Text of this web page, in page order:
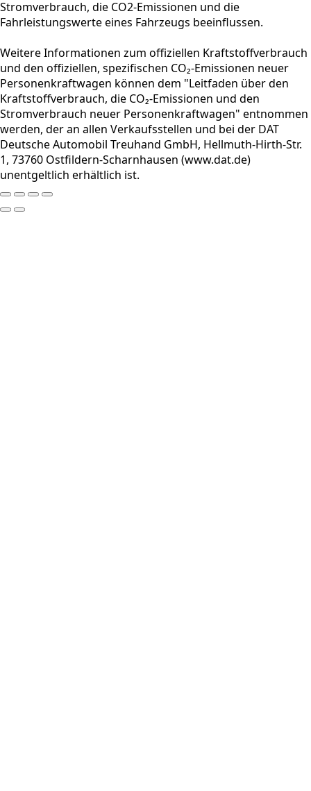
Stromverbrauch, die CO2-Emissionen und die
Fahrleistungswerte eines Fahrzeugs beeinflussen.
Weitere Informationen zum offiziellen Kraftstoffverbrauch
und den offiziellen, spezifischen CO₂-Emissionen neuer
Personenkraftwagen können dem "Leitfaden über den
Kraftstoffverbrauch, die CO₂-Emissionen und den
Stromverbrauch neuer Personenkraftwagen" entnommen
werden, der an allen Verkaufsstellen und bei der DAT
Deutsche Automobil Treuhand GmbH, Hellmuth-Hirth-Str.
1, 73760 Ostfildern-Scharnhausen (www.dat.de)
unentgeltlich erhältlich ist.